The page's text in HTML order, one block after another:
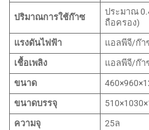
ปริมาณการใช้ก๊าซ
ประมาณ
ถือครอง)
แรงดันไฟฟ้า
แอลพีจี/ก๊า
เชื้อเพลิง
แอลพีจี/ก๊า
ขนาด
ขนาดบรรจุ
ความจุ
25ล